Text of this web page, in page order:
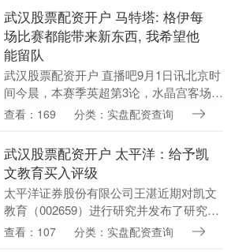
巩固其在童....
武汉股票配资开户 马特塔: 格伊每
场比赛都能带来新东西, 我希望他
能留队
武汉股票配资开户 直播吧9月1日讯北京时
间今晨，本赛季英超第3论，水晶宫客场3-
0击败阿斯顿维拉，马特塔在赛后接受了采
赛....
查看：169 分类：实盘配资查询
武汉股票配资开户 太平洋：给予凯
文教育买入评级
太平洋证券股份有限公司王湛近期对凯文
教育（002659）进行研究并发布了研究报
告《凯文教育2025中报点评：国际班升学
查看：107 分类：实盘配资查询